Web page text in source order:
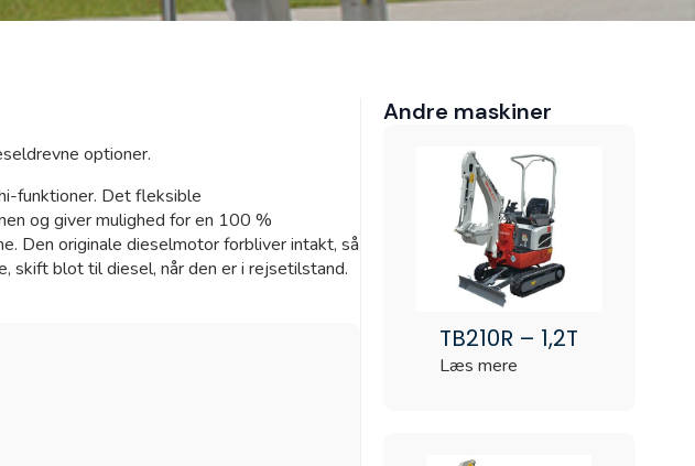
Granit Parts
optioner.
funktioner. Det fleksible
og giver mulighed for en 100 %
Den originale dieselmotor forbliver intakt, så
skift blot til diesel, når den er i rejsetilstand.
Andre maskiner
TB210R – 1,2T
Læs mere